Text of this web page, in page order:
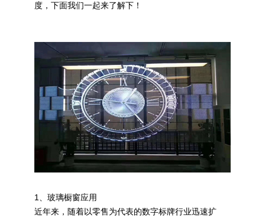
度，下面我们一起来了解下！
1、玻璃橱窗应用
近年来，随着以零售为代表的数字标牌行业迅速扩